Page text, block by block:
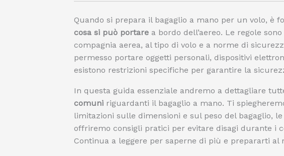
Quando si prepara il bagaglio a mano per un volo, è
cosa si può portare a bordo dell’aereo. Le regole
compagnia aerea, al tipo di volo e a norme di
permesso portare oggetti personali, dispositivi
esistono restrizioni specifiche per garantire la
In questa guida essenziale andremo a dettagliare
comuni riguardanti il bagaglio a mano. Ti
limitazioni sulle dimensioni e sul peso del bagaglio,
offriremo consigli pratici per evitare disagi durante i
Continua a leggere per saperne di più e prepararti al